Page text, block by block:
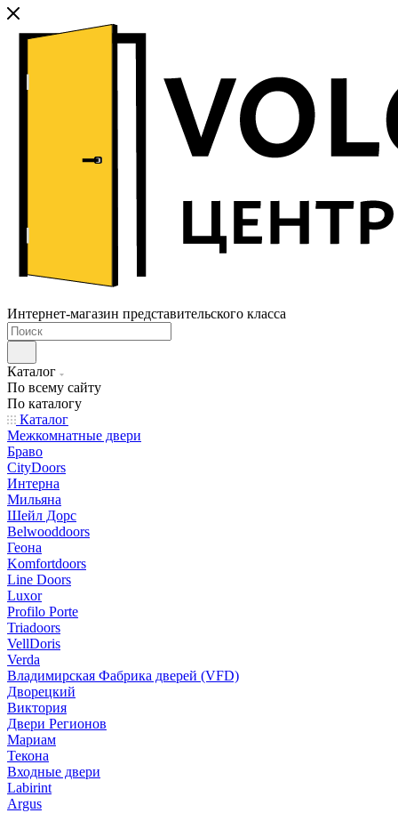
Интернет-магазин представительского класса
Каталог
По всему сайту
По каталогу
Каталог
Межкомнатные двери
Браво
CityDoors
Интерна
Мильяна
Шейл Дорс
Belwooddoors
Геона
Komfortdoors
Line Doors
Luxor
Profilo Porte
Triadoors
VellDoris
Verda
Владимирская Фабрика дверей (VFD)
Дворецкий
Виктория
Двери Регионов
Мариам
Текона
Входные двери
Labirint
Argus